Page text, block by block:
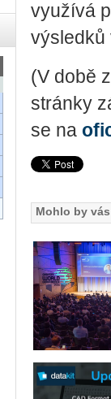
využívá
výsledků
(V době
stránky
se na
Mohlo by